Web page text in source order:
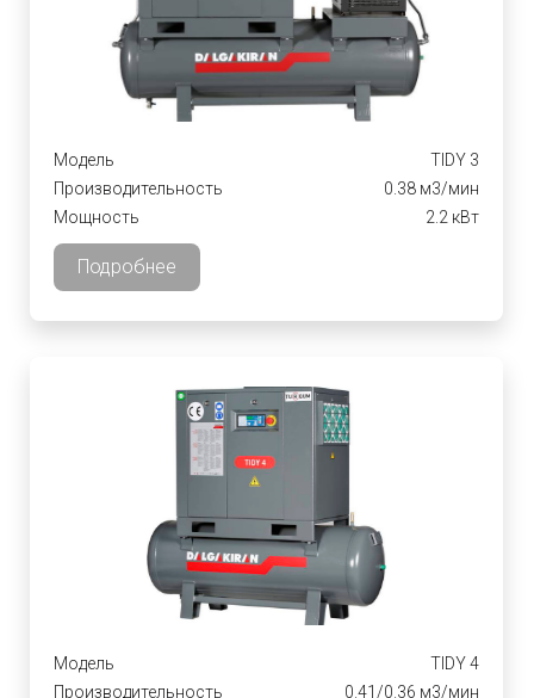
Модель
TIDY 3
Производительность
0.38 м3/мин
Мощность
2.2 кВт
Подробнее
Модель
TIDY 4
Производительность
0.41/0.36 м3/мин